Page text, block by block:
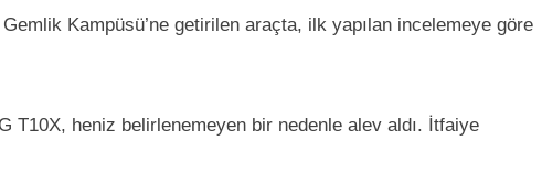
Gemlik Kampüsü’ne getirilen araçta, ilk yapılan incelemeye göre
T10X, heniz belirlenemeyen bir nedenle alev aldı. İtfaiye